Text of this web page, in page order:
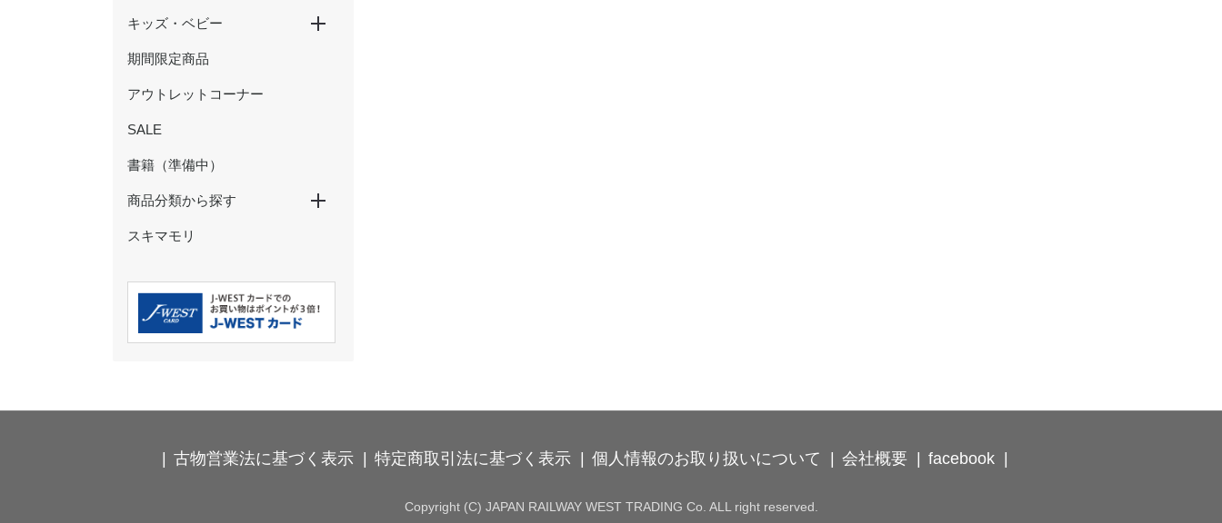
プラレール
トミカ
キッズ・ベビー
おもちゃ
期間限定商品
アウトレットコーナー
SALE
書籍（準備中）
商品分類から探す
特大パネル
玩具・ぬいぐるみ
ペン・鉛筆
ノート・メモ・ふせん
クリアファイル・下敷き
マスキングテープ
シール・ステッカー
ポストカード・ぽち袋
その他の文具
ストラップ・キーホルダー
カードケース・パスケース
食器・コップ
弁当箱・タンブラー・ボトル
箸・箸置き・コースター
ハンカチ・タオル
Ｔシャツ・靴下
バッグ・巾着・ポーチ
時計･インテリア･クッション
スキマモリ
古物営業法に基づく表示 特定商取引法に基づく表示 個人情報のお取り扱いについて 会社概要 facebook
Copyright (C) JAPAN RAILWAY WEST TRADING Co. ALL right reserved.